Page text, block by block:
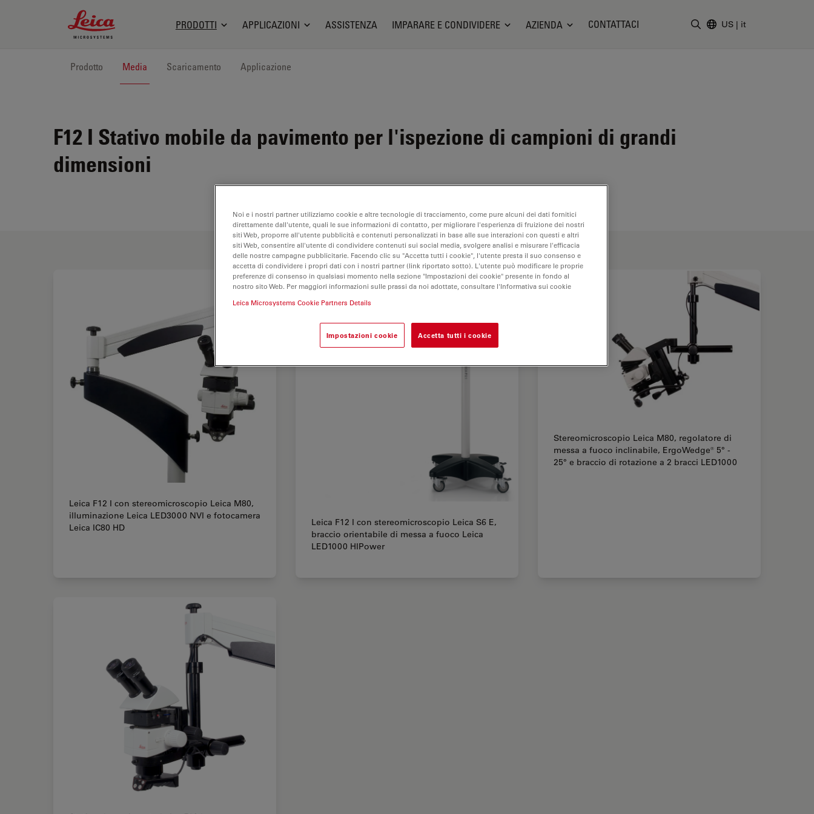
Leica Microsystems Logo
PRODOTTI APPLICAZIONI ASSISTENZA IMPARARE E CONDIVIDERE AZIENDA CONTATTACI US | it
Prodotto Media Scaricamento Applicazione
F12 I Stativo mobile da pavimento per l'ispezione di campioni di grandi
dimensioni
Leica F12 I con stereomicroscopio Leica M80,
illuminazione Leica LED3000 NVI e fotocamera
Leica IC80 HD
Leica F12 I con stereomicroscopio Leica S6 E,
braccio orientabile di messa a fuoco Leica
LED1000 HIPower
Stereomicroscopio Leica M80, regolatore di
messa a fuoco inclinabile, ErgoWedge® 5° -
25° e braccio di rotazione a 2 bracci LED1000
Noi e i nostri partner utilizziamo cookie e altre tecnologie di tracciamento, come pure alcuni dei dati fornitici
direttamente dall'utente, quali le sue informazioni di contatto, per migliorare l'esperienza di fruizione dei nostri
siti Web, proporre all'utente pubblicità e contenuti personalizzati in base alle sue interazioni con questi e altri
siti Web, consentire all'utente di condividere contenuti sui social media, svolgere analisi e misurare l'efficacia
delle nostre campagne pubblicitarie. Facendo clic su "Accetta tutti i cookie", l'utente presta il suo consenso e
accetta di condividere i propri dati con i nostri partner (link riportato sotto). L'utente può modificare le proprie
preferenze di consenso in qualsiasi momento nella sezione "Impostazioni dei cookie" presente in fondo al
nostro sito Web. Per maggiori informazioni sulle prassi da noi adottate, consultare l'Informativa sui cookie
Leica Microsystems Cookie Partners Details
Impostazioni cookie Accetta tutti i cookie